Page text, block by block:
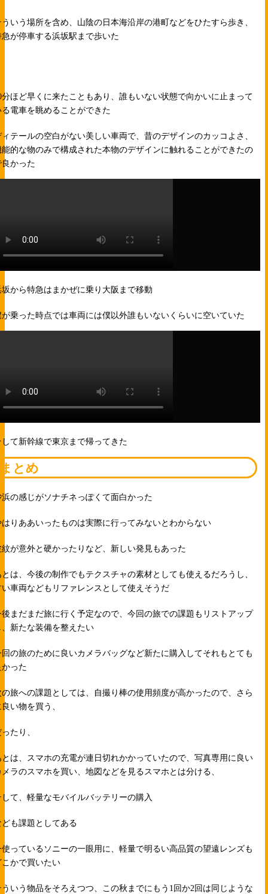
ういう場所を含め、山陰の日本海沿岸の港町などをひたすら歩き、
急が停車する浜坂駅まで歩いた
分ほど早くに来たこともあり、誰もいない状態で向かいに止まって
る電車を眺めることができた
ィテールの空白がない美しい車両で、昔のデザインのカッコよさ、
能的な物のみで構成された本物のデザインに触れることができたの
良かった
坂から特急はまかぜに乗り大阪まで移動
が乗った時点では車両には僕以外誰もいないくらいに空いていた
して新幹線で東京まで帰ってきた
まとめ
浜の感じがソナチネっぽくて面白かった
はりああいったものは実際に行ってみないとわからない
紋が意外と硬かったりなど、新しい発見もあった
とは、今後の制作でもテクスチャの素材としても使えるだろうし、
い車両などもリファレンスとして使えそうだ
後まだまだ旅に行く予定なので、今回の旅での課題もリストアップ
、新たな装備を整えたい
回の旅のために良いカメラバッグなど新たに購入してそれもとても
かった
の旅への課題としては、自撮り棒の使用頻度が高かったので、さら
良い物を買う、
たり、
とは、スマホの充電が連日切れかかっていたので、写真専用に良い
メラのスマホを買い、地図などを見るスマホとは分ける、
して、軽量なモバイルバッテリーの購入
ども課題としてある
使っているソニーの一眼用に、軽量で明るい高品質の望遠レンズも
こかで買いたい
ういう物品をそろえつつ、この秋までにもう1回か2回は同じような